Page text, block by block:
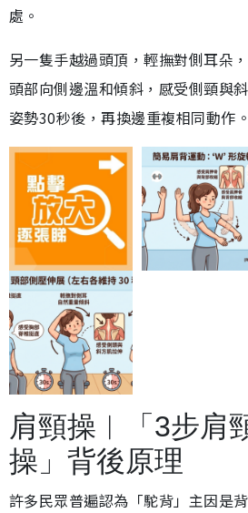
處。
另一隻手越過頭頂，輕撫對側耳朵
頭部向側邊溫和傾斜，感受側頸與
姿勢30秒後，再換邊重複相同動作。
肩頸操︱「3步肩
操」背後原理
許多民眾普遍認為「駝背」主因是